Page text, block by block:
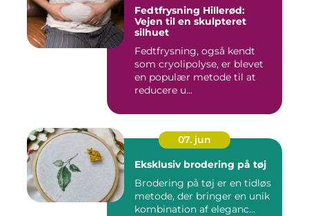
Fedtfrysning Hillerød:
Vejen til en skulpteret
silhuet
Fedtfrysning, også kendt
som cryolipolyse, er blevet
en populær metode til at
reducere u...
07. jun
Eksklusiv brodering på tøj
Brodering på tøj er en tidløs
metode, der bringer en unik
kombination af eleganc...